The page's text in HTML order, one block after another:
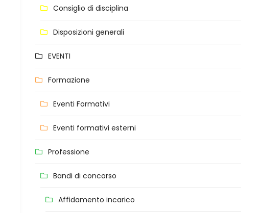
Consiglio di disciplina
Disposizioni generali
EVENTI
Formazione
Eventi Formativi
Eventi formativi esterni
Professione
Bandi di concorso
Affidamento incarico